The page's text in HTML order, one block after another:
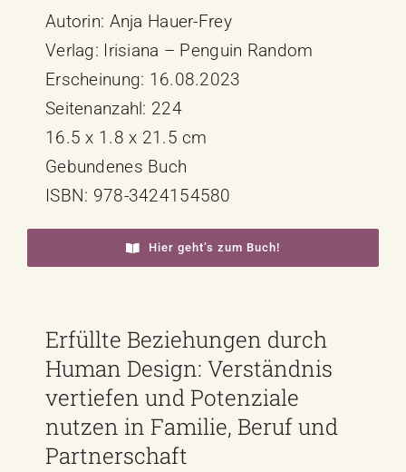
Autorin: Anja Hauer-Frey
Verlag: Irisiana – Penguin Random
Erscheinung: 16.08.2023
Seitenanzahl: 224
16.5 x 1.8 x 21.5 cm
Gebundenes Buch
ISBN: 978-3424154580
Hier geht’s zum Buch!
Erfüllte Beziehungen durch
Human Design: Verständnis
vertiefen und Potenziale
nutzen in Familie, Beruf und
Partnerschaft